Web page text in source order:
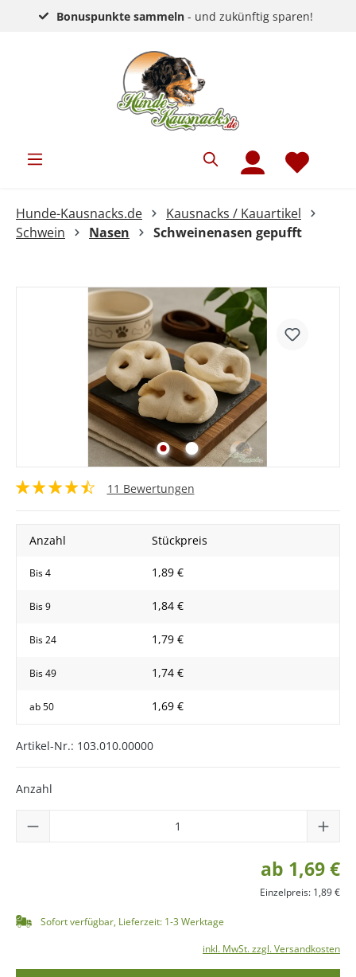
Bonuspunkte sammeln - und zukünftig sparen!
Hunde-Kausnacks.de
Kausnacks / Kauartikel
Schwein
Nasen Schweinenasen gepufft
11 Bewertungen
Anzahl Stückpreis
Bis4 1,89 €
Bis9 1,84 €
Bis24 1,79 €
Bis49 1,74 €
ab50 1,69 €
Artikel-Nr.: 103.010.00000
Anzahl
ab 1,69 €
Einzelpreis: 1,89 €
Sofort verfügbar, Lieferzeit: 1-3 Werktage
inkl. MwSt. zzgl. Versandkosten